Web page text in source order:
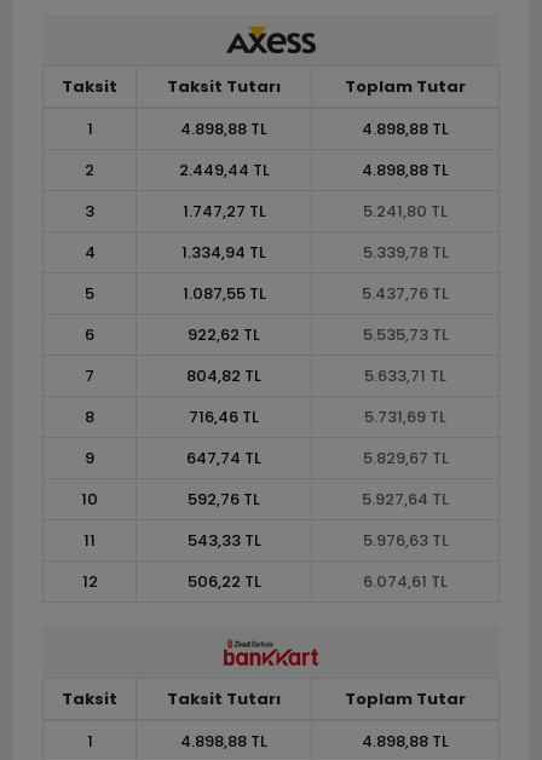
Taksit Taksit Tutarı
Toplam Tutar
1
4.898,88 TL
4.898,88 TL
2
2.449,44 TL
4.898,88 TL
3
1.747,27 TL
5.241,80 TL
4
1.334,94 TL
5.339,78 TL
5
1.087,55 TL
5.437,76 TL
6
922,62 TL
5.535,73 TL
7
804,82 TL
5.633,71 TL
8
716,46 TL
5.731,69 TL
9
647,74 TL
5.829,67 TL
10
592,76 TL
5.927,64 TL
11
543,33 TL
5.976,63 TL
12
506,22 TL 6.074,61 TL
Taksit Taksit Tutarı
Toplam Tutar
1
4.898,88 TL
4.898,88 TL